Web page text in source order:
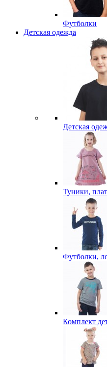
Футболки
Детская одежда
Детская
Туники,
Футболки,
Комплект